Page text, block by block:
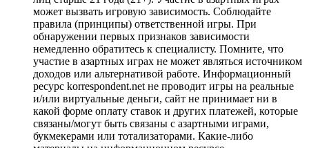
может вызвать игровую зависимость. Соблюдайте
правила (принципы) ответственной игры. При
обнаружении первых признаков зависимости
немедленно обратитесь к специалисту. Помните, что
участие в азартных играх не может являться источником
доходов или альтернативой работе. Информационный
ресурс korrespondent.net не проводит игры на реальные
и/или виртуальные деньги, сайт не принимает ни в
какой форме оплату ставок и других платежей, которые
связаны/могут быть связаны с азартными играми,
букмекерами или тотализаторами. Какие-либо